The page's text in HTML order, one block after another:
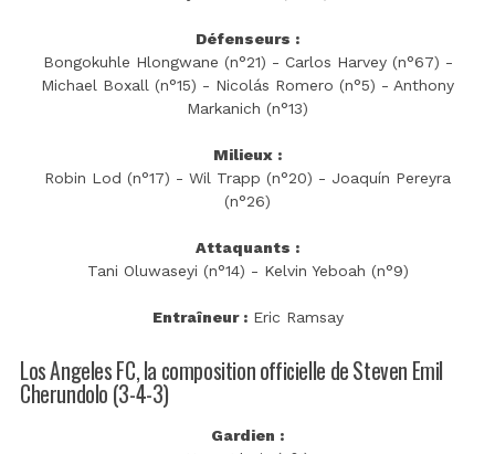
Défenseurs :
Bongokuhle Hlongwane (n°21) - Carlos Harvey (n°67) -
Michael Boxall (n°15) - Nicolás Romero (n°5) - Anthony
Markanich (n°13)
Milieux :
Robin Lod (n°17) - Wil Trapp (n°20) - Joaquín Pereyra
(n°26)
Attaquants :
Tani Oluwaseyi (n°14) - Kelvin Yeboah (n°9)
Entraîneur :Eric Ramsay
Los Angeles FC, la composition officielle de Steven Emil
Cherundolo (3-4-3)
Gardien :